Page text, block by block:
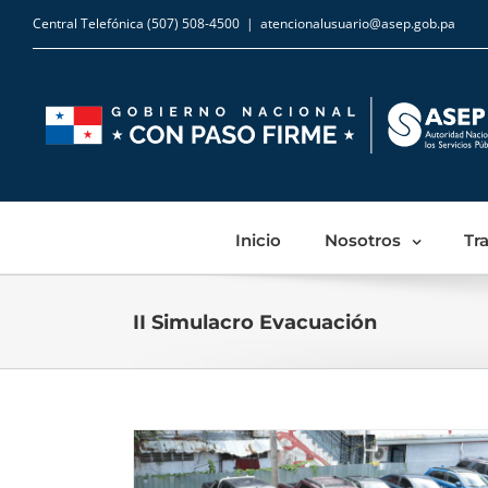
Central Telefónica (507) 508-4500 | atencionalusuario@asep.gob.pa
Inicio Nosotros
II Simulacro Evacuación